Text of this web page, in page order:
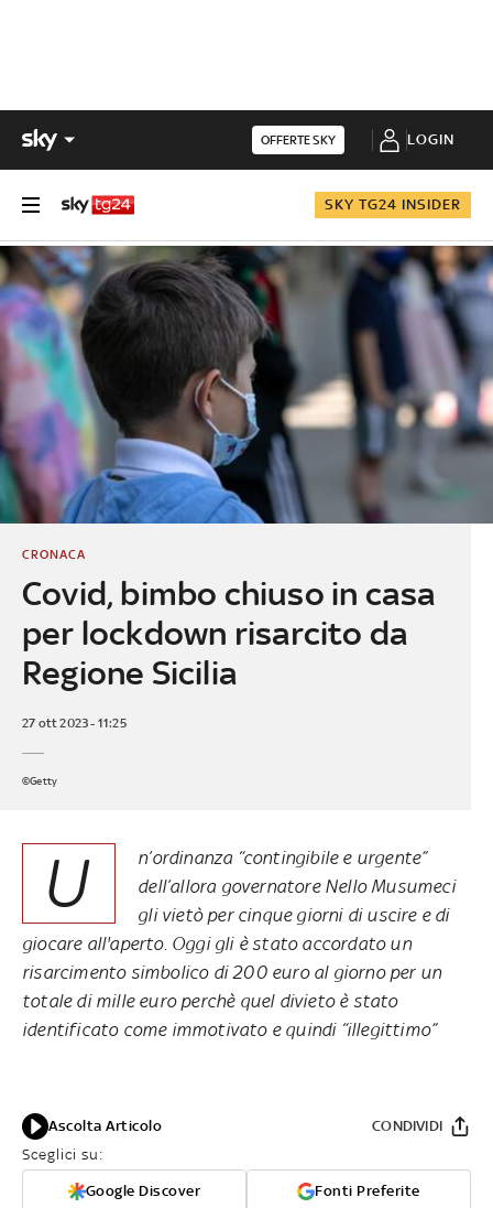
OFFERTE SKY LOGIN
SKY TG24 INSIDER
Covid, bimbo chiuso in casa
per lockdown risarcito da
Regione Sicilia
CRONACA
27 ott 2023 - 11:25
©Getty
U
n’ordinanza “contingibile e urgente”
dell’allora governatore Nello Musumeci
gli vietò per cinque giorni di uscire e di
giocare all'aperto. Oggi gli è stato accordato un
risarcimento simbolico di 200 euro al giorno per un
totale di mille euro perchè quel divieto è stato
identificato come immotivato e quindi “illegittimo”
Ascolta Articolo
Sceglici su:
Google Discover Fonti Preferite
CONDIVIDI